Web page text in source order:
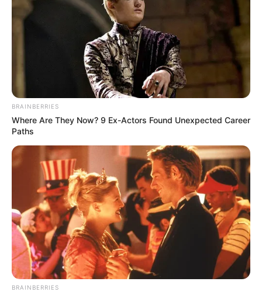
BRAINBERRIES
Where Are They Now? 9 Ex-Actors Found Unexpected Career
Paths
BRAINBERRIES